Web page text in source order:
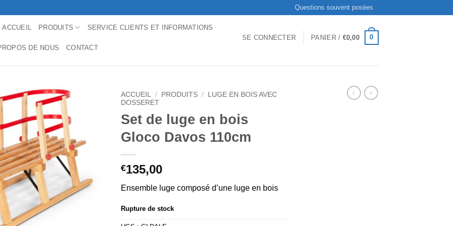
Questions souvent posées
ACCUEIL PRODUITS SERVICE CLIENTS ET INFORMATIONS
DE NOUS CONTACT
SE CONNECTER PANIER / €0,00 0
ACCUEIL / PRODUITS /
LUGE EN BOIS AVEC
DOSSERET
Set de luge en bois
Gloco Davos 110cm
€135,00
Ensemble luge composé d’une luge en bois
Rupture de stock